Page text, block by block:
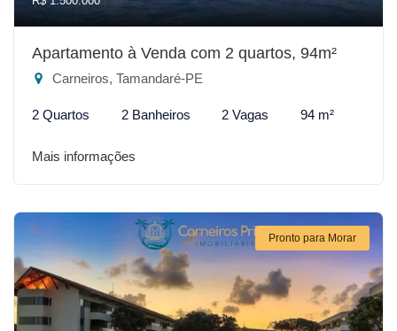
Apartamento à Venda com 2 quartos, 94m²
Carneiros, Tamandaré-PE
2 Quartos 2 Banheiros 2 Vagas 94 m²
Mais informações
Pronto para Morar